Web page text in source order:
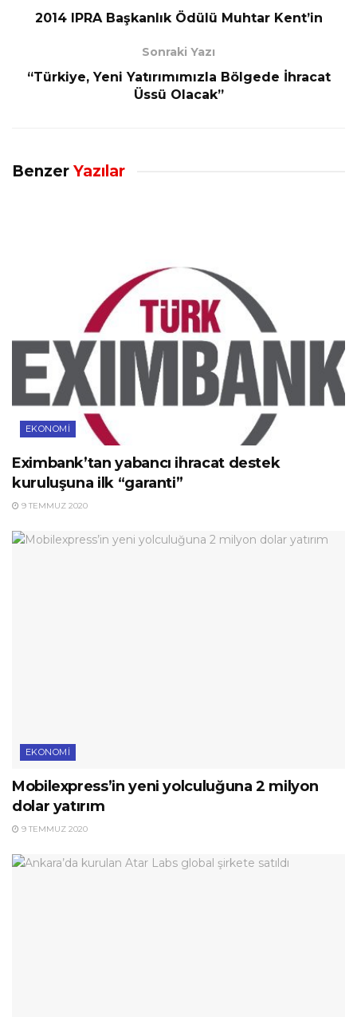
2014 IPRA Başkanlık Ödülü Muhtar Kent’in
Sonraki Yazı
“Türkiye, Yeni Yatırımımızla Bölgede İhracat
Üssü Olacak”
Benzer Yazılar
EKONOMI
Eximbank’tan yabancı ihracat destek
kuruluşuna ilk “garanti”
9 TEMMUZ 2020
EKONOMI
Mobilexpress’in yeni yolculuğuna 2 milyon
dolar yatırım
9 TEMMUZ 2020